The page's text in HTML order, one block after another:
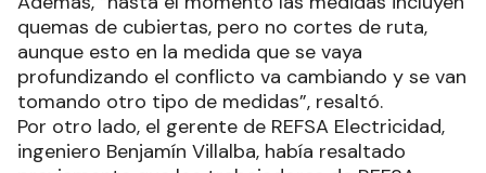
quemas de cubiertas, pero no cortes de ruta,
aunque esto en la medida que se vaya
profundizando el conflicto va cambiando y se van
tomando otro tipo de medidas”, resaltó.
Por otro lado, el gerente de REFSA Electricidad,
ingeniero Benjamín Villalba, había resaltado